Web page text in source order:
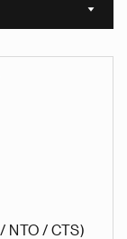
Sort
NTO / CTS)